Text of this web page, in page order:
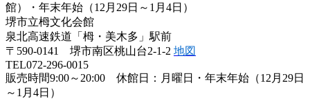
館）・年末年始（12月29日～1月4日）
堺市立栂文化会館
泉北高速鉄道「栂・美木多」駅前
〒590-0141 堺市南区桃山台2-1-2 地図
TEL072-296-0015
販売時間9:00～20:00 休館日：月曜日・年末年始（12月29日
～1月4日）